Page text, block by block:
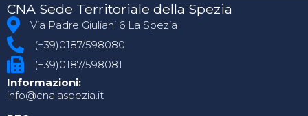
CNA Sede Territoriale della Spezia
Via Padre Giuliani 6 La Spezia
(+39)0187/598080
(+39)0187/598081
Informazioni:
info@cnalaspezia.it